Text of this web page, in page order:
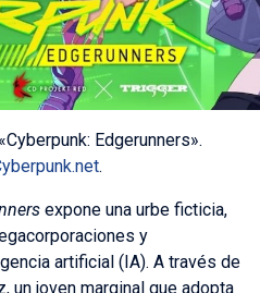
Edgerunners».
.
expone una urbe ficticia,
y
artificial (IA). A través de
un joven marginal que adopta